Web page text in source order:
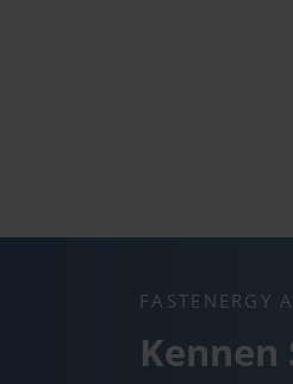
FASTENERGY
Kennen